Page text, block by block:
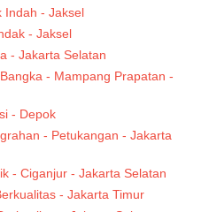
Indah - Jaksel
- Jaksel
- Jakarta Selatan
- Mampang Prapatan -
- Depok
- Petukangan - Jakarta
- Ciganjur - Jakarta Selatan
- Jakarta Timur